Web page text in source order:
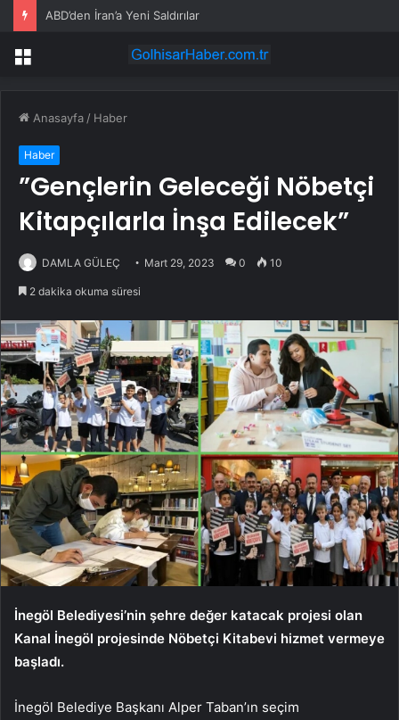
ABD’den İran’a Yeni Saldırılar
Menü
Anasayfa / Haber
Haber
”Gençlerin Geleceği Nöbetçi
Kitapçılarla İnşa Edilecek”
DAMLA GÜLEÇ Mart 29, 2023 0 10
2 dakika okuma süresi
İnegöl Belediyesi’nin şehre değer katacak projesi olan
Kanal İnegöl projesinde Nöbetçi Kitabevi hizmet vermeye
başladı.
İnegöl Belediye Başkanı Alper Taban’ın seçim